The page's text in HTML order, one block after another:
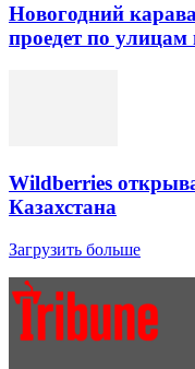
Новогодний
проедет по улицам
Wildberries
Казахстана
Загрузить больше